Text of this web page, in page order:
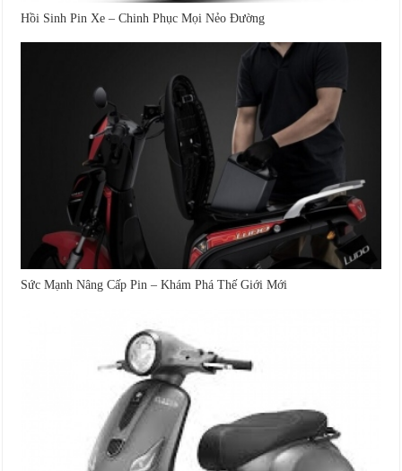
Hồi Sinh Pin Xe – Chinh Phục Mọi Nẻo Đường
Sức Mạnh Nâng Cấp Pin – Khám Phá Thế Giới Mới